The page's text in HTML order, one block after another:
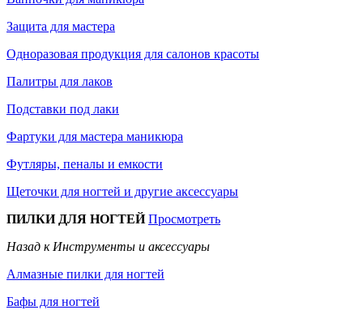
Защита для мастера
Одноразовая продукция для салонов красоты
Палитры для лаков
Подставки под лаки
Фартуки для мастера маникюра
Футляры, пеналы и емкости
Щеточки для ногтей и другие аксессуары
ПИЛКИ ДЛЯ НОГТЕЙПросмотреть
Назад к Инструменты и аксессуары
Алмазные пилки для ногтей
Бафы для ногтей